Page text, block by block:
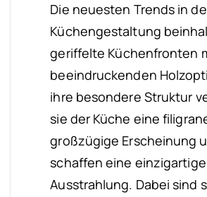
Die neuesten Trends in
Küchengestaltung
geriffelte Küchenfronten
beeindruckenden
ihre besondere Struktur
sie der Küche eine
großzügige Erscheinung
schaffen eine einzigartige
Ausstrahlung. Dabei sind